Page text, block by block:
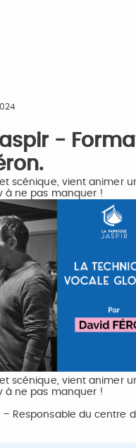
-
scénique, vient animer
à ne pas manquer !
scénique, vient animer
à ne pas manquer !
Responsable du centre